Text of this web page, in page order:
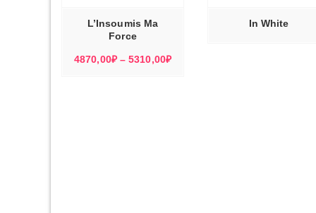
МОЖНО
ВЫБРАТЬ
СТРАНИЦЕ
L’Insoumis Ma
Force
4870,00₽ – 5310,00₽Диапазон
In White